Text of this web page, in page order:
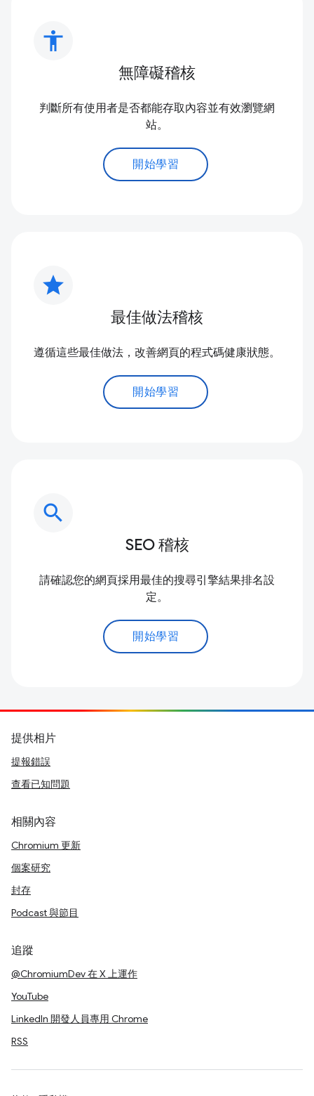
accessibility
無障礙稽核
判斷所有使用者是否都能存取內容並有效瀏覽網
站。
開始學習
star
最佳做法稽核
遵循這些最佳做法，改善網頁的程式碼健康狀態。
開始學習
search
SEO 稽核
請確認您的網頁採用最佳的搜尋引擎結果排名設
定。
開始學習
提供相片
提報錯誤
查看已知問題
相關內容
Chromium 更新
個案研究
封存
Podcast 與節目
追蹤
@ChromiumDev 在 X 上運作
YouTube
LinkedIn 開發人員專用 Chrome
RSS